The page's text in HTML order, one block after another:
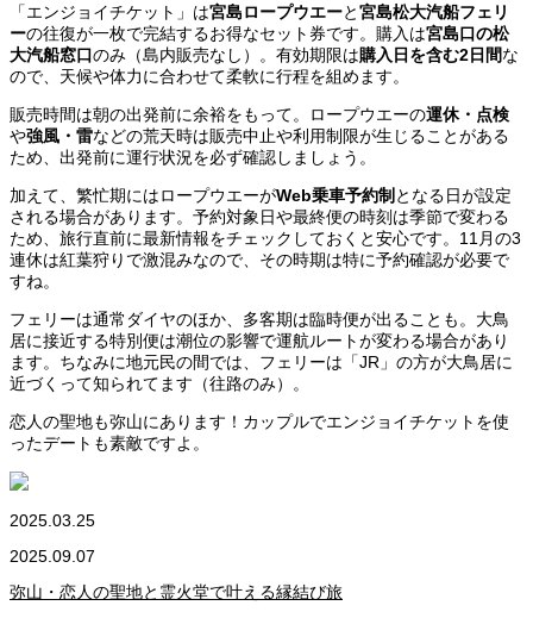
「エンジョイチケット」は宮島ロープウエーと宮島松大汽船フェリ
ーの往復が一枚で完結するお得なセット券です。購入は宮島口の松
大汽船窓口のみ（島内販売なし）。有効期限は購入日を含む2日間な
ので、天候や体力に合わせて柔軟に行程を組めます。
販売時間は朝の出発前に余裕をもって。ロープウエーの運休・点検
や強風・雷などの荒天時は販売中止や利用制限が生じることがある
ため、出発前に運行状況を必ず確認しましょう。
加えて、繁忙期にはロープウエーがWeb乗車予約制 となる日が設定
される場合があります。予約対象日や最終便の時刻は季節で変わる
ため、旅行直前に最新情報をチェックしておくと安心です。11月の3
連休は紅葉狩りで激混みなので、その時期は特に予約確認が必要で
すね。
フェリーは通常ダイヤのほか、多客期は臨時便が出ることも。大鳥
居に接近する特別便は潮位の影響で運航ルートが変わる場合があり
ます。ちなみに地元民の間では、フェリーは「JR」の方が大鳥居に
近づくって知られてます（往路のみ）。
恋人の聖地も弥山にあります！カップルでエンジョイチケットを使
ったデートも素敵ですよ。
2025.03.25
2025.09.07
弥山・恋人の聖地と霊火堂で叶える縁結び旅